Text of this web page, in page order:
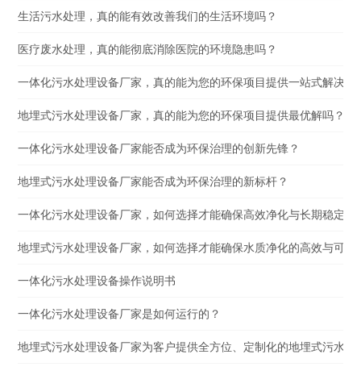
生活污水处理，真的能有效改善我们的生活环境吗？
医疗废水处理，真的能彻底消除医院的环境隐患吗？
一体化污水处理设备厂家，真的能为您的环保项目提供一站式解决方
地埋式污水处理设备厂家，真的能为您的环保项目提供最优解吗？
一体化污水处理设备厂家能否成为环保治理的创新先锋？
地埋式污水处理设备厂家能否成为环保治理的新标杆？
一体化污水处理设备厂家，如何选择才能确保高效净化与长期稳定运
地埋式污水处理设备厂家，如何选择才能确保水质净化的高效与可靠
一体化污水处理设备操作说明书
一体化污水处理设备厂家是如何运行的？
地埋式污水处理设备厂家为客户提供全方位、定制化的地埋式污水处